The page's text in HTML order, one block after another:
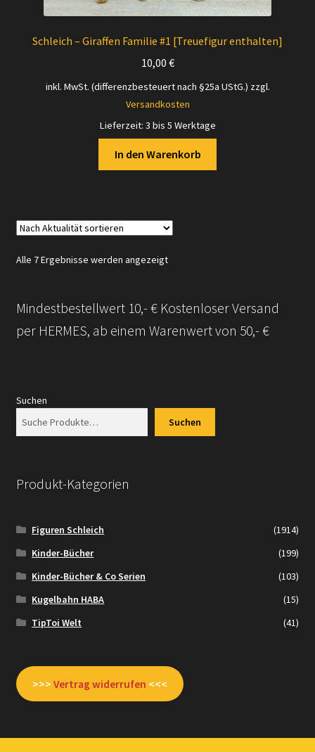
Schleich – Giraffen Familie #1 [Treuefigur enthalten]
10,00 €
inkl. MwSt. (differenzbesteuert nach §25a UStG.) zzgl.
Versandkosten
Lieferzeit: 3 bis 5 Werktage
In den Warenkorb
Alle 7 Ergebnisse werden angezeigtNach
Mindestbestellwert 10,- € Kostenloser Versand
per HERMES, ab einem Warenwert von 50,- €
Suchen
Suchen
Produkt-Kategorien
Figuren Schleich
(1914)
Kinder-Bücher
(199)
Kinder-Bücher & Co Serien
(103)
Kugelbahn HABA
(15)
TipToi Welt
(41)
>>> Vertrag widerrufen <<<